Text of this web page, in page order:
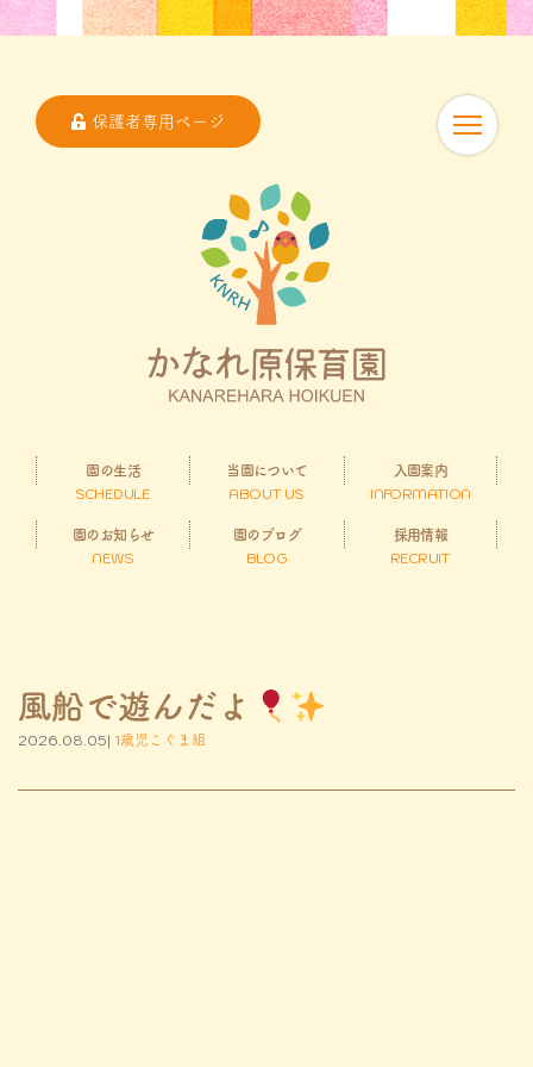
保護者専用ページ
園の生活
SCHEDULE
当園について
ABOUT US
入園案内
INFORMATION
園のお知らせ
NEWS
園のブログ
BLOG
採用情報
RECRUIT
風船で遊んだよ
2026.08.05| 1歳児こぐま組